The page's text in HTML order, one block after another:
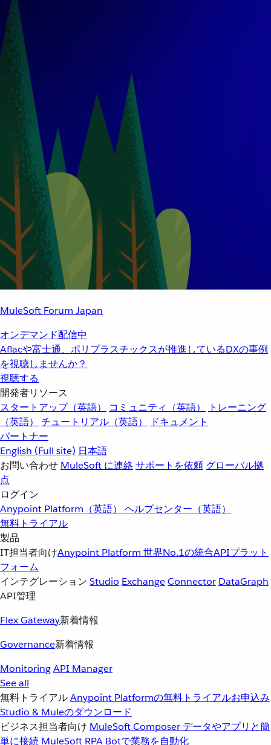
MuleSoft Forum Japan
オンデマンド配信中
Aflacや富士通、ポリプラスチックスが推進しているDXの事例
を視聴しませんか？
視聴する
開発者リソース
スタートアップ（英語）
コミュニティ（英語）
トレーニング
（英語）
チュートリアル（英語）
ドキュメント
パートナー
English (Full site) 日本語
お問い合わせ MuleSoft に連絡サポートを依頼 グローバル拠
点
ログイン
Anypoint Platform（英語） ヘルプセンター（英語）
無料トライアル
製品
IT担当者向けAnypoint Platform 世界No.1の統合APIプラット
フォーム
インテグレーション Studio ExchangeConnector DataGraph
API管理
Flex Gateway新着情報
Governance新着情報
MonitoringAPI Manager
See all
無料トライアルAnypoint Platformの無料トライアルお申込み
Studio & Muleのダウンロード
ビジネス担当者向け MuleSoft Composer データやアプリと簡
単に接続 MuleSoft RPA Botで業務を自動化